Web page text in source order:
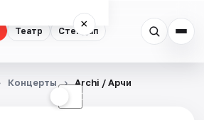
Театр Стендап
×
☾
Концерты Archi / Арчи